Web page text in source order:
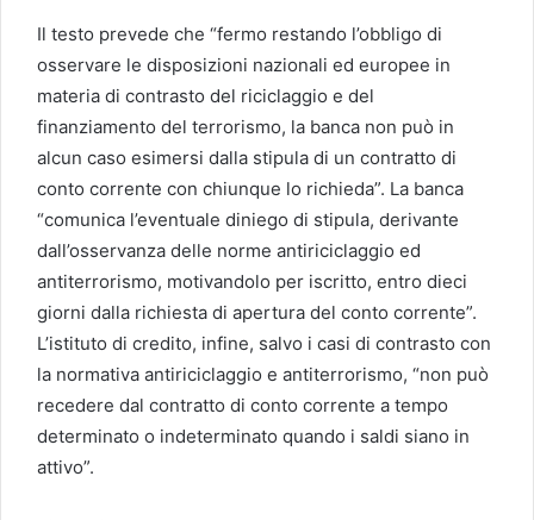
Il testo prevede che “fermo restando l’obbligo di
osservare le disposizioni nazionali ed europee in
materia di contrasto del riciclaggio e del
finanziamento del terrorismo, la banca non può in
alcun caso esimersi dalla stipula di un contratto di
conto corrente con chiunque lo richieda”. La banca
“comunica l’eventuale diniego di stipula, derivante
dall’osservanza delle norme antiriciclaggio ed
antiterrorismo, motivandolo per iscritto, entro dieci
giorni dalla richiesta di apertura del conto corrente”.
L’istituto di credito, infine, salvo i casi di contrasto con
la normativa antiriciclaggio e antiterrorismo, “non può
recedere dal contratto di conto corrente a tempo
determinato o indeterminato quando i saldi siano in
attivo”.